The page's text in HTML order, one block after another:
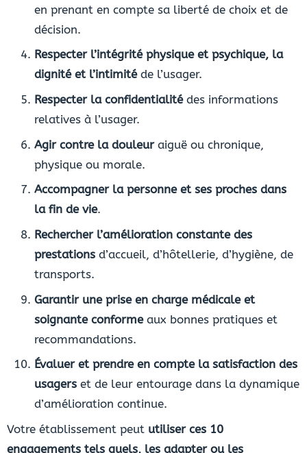
en prenant en compte sa liberté de choix et de
décision.
Respecter l’intégrité physique et psychique, la
dignité et l’intimitéde l’usager.
Respecter la confidentialitédes informations
relatives à l’usager.
Agir contre la douleuraiguë ou chronique,
physique ou morale.
Accompagner la personne et ses proches dans
la fin de vie.
Rechercher l’amélioration constante des
prestations d’accueil, d’hôtellerie, d’hygiène, de
transports.
Garantir une prise en charge médicale et
soignante conformeaux bonnes pratiques et
recommandations.
Évaluer et prendre en compte la satisfaction des
usagers et de leur entourage dans la dynamique
d’amélioration continue.
Votre établissement peut utiliser ces 10
engagements tels quels, les adapter ou les